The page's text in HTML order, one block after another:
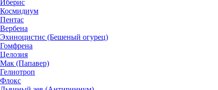
Иберис
Космидиум
Пентас
Вербена
Эхиноцистис (Бешеный огурец)
Гомфрена
Целозия
Мак (Папавер)
Гелиотроп
Флокс